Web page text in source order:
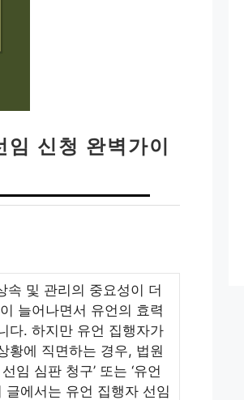
신청 완벽가이
속 및 관리의 중요성이 더
늘어나면서 유언의 효력
다. 하지만 유언 집행자가
황에 직면하는 경우, 법원
임 심판 청구’ 또는 ‘유언
글에서는 유언 집행자 선임